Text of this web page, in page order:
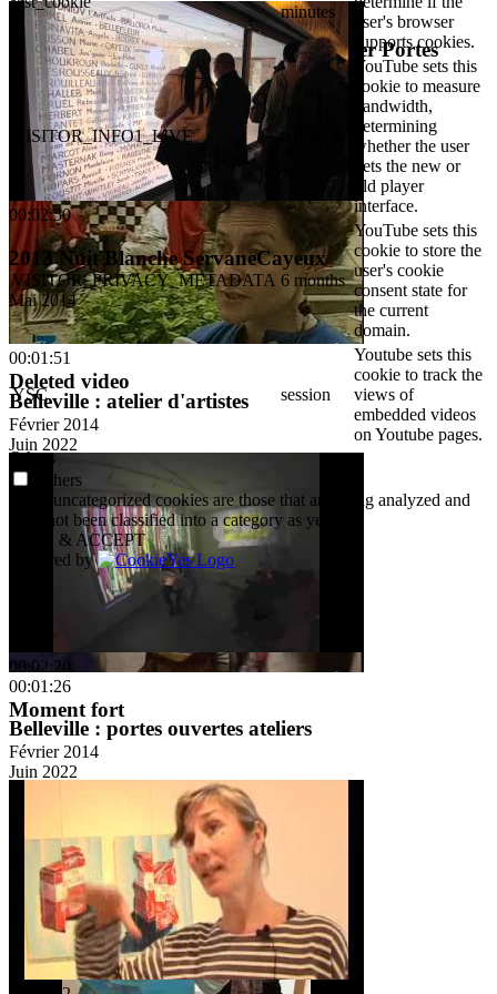
00:00:41
Dans l'atelier d'Adriana Popovic (Teaser Portes
Ouvertes des AAB 2018)
Juin 2018
00:01:51
Belleville : atelier d'artistes
Juin 2022
00:01:26
Belleville : portes ouvertes ateliers
Juin 2022
00:02:50
2013 Nuit Blanche ServaneCayeux
Mai 2014
Deleted video
Février 2014
00:02:20
Moment fort
Février 2014
minutes
user's browser
supports cookies.
VISITOR_INFO1_LIVE
YouTube sets this
cookie to measure
bandwidth,
determining
whether the user
gets the new or
old player
interface.
VISITOR_PRIVACY_METADATA 6 months
YouTube sets this
cookie to store the
user's cookie
consent state for
the current
domain.
YSC session
Youtube sets this
cookie to track the
views of
embedded videos
on Youtube pages.
Others
Others
Other uncategorized cookies are those that are being analyzed and
have not been classified into a category as yet.
SAVE & ACCEPT
Powered by